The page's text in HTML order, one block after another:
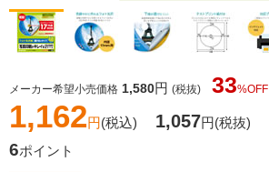
メーカー希望小売価格 1,580円 (税抜) 33%OFF
1,162円(税込) 1,057円(税抜)
6ポイント